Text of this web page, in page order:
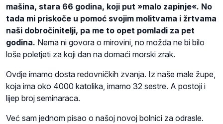
mašina, stara 66 godina, koji put »malo zapinje«. No
tada mi priskoče u pomoć svojim molitvama i žrtvama
naši dobročinitelji, pa me to opet pomladi za pet
godina. Nema ni govora o mirovini, no možda ne bi bilo
loše poletjeti za koji dan na domaći morski zrak.
Ovdje imamo dosta redovničkih zvanja. Iz naše male župe,
koja ima oko 4000 katolika, imamo 32 sestre. A postoji i
lijep broj seminaraca.
Već sam jednom pisao o našoj novoj bolnici za odrasle.